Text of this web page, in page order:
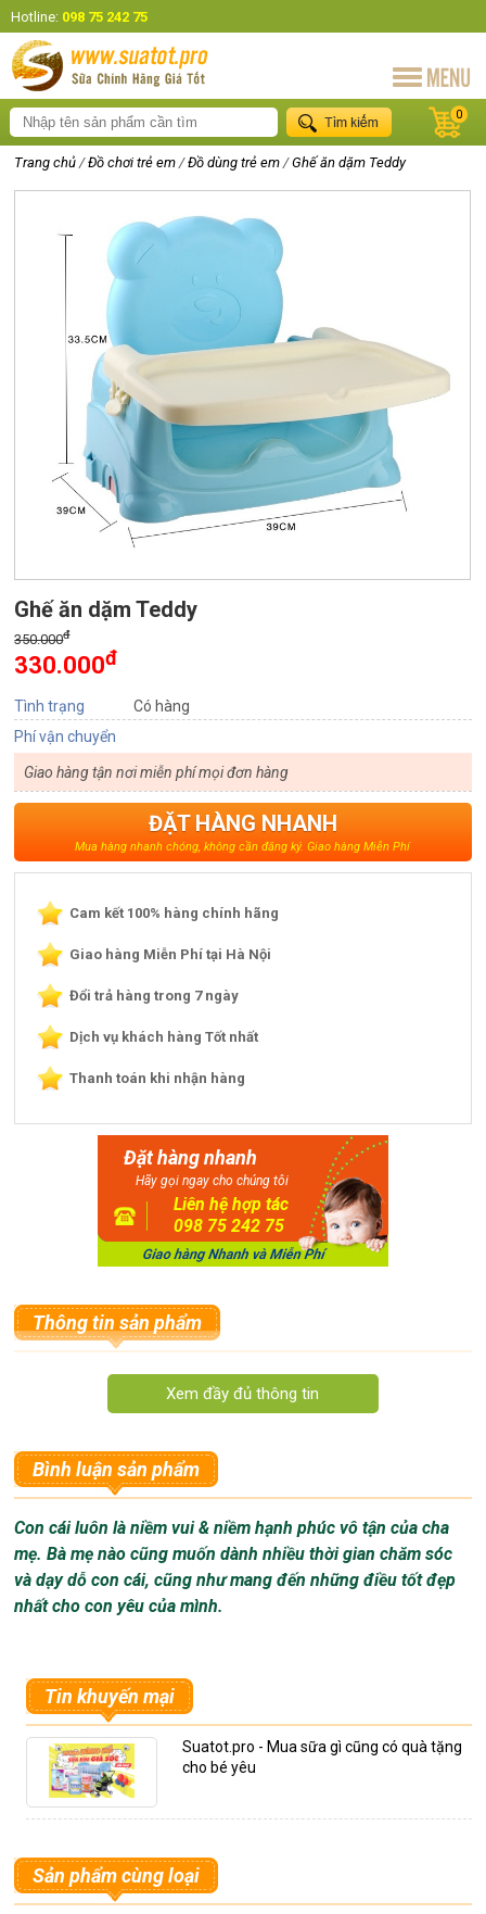
Hotline: 098 75 242 75
0
Trang chủ / Đồ chơi trẻ em / Đồ dùng trẻ em / Ghế ăn dặm Teddy
Ghế ăn dặm Teddy
350.000đ
330.000đ
Tình trạng
Có hàng
Phí vận chuyển
Giao hàng tận nơi miễn phí mọi đơn hàng
ĐẶT HÀNG NHANH
Mua hàng nhanh chóng, không cần đăng ký. Giao hàng Miễn Phí
Cam kết 100% hàng chính hãng
Giao hàng Miễn Phí tại Hà Nội
Đổi trả hàng trong 7 ngày
Dịch vụ khách hàng Tốt nhất
Thanh toán khi nhận hàng
Đặt hàng nhanh
Hãy gọi ngay cho chúng tôi
Liên hệ hợp tác
098 75 242 75
Thông tin sản phẩm
- Kiểu dáng xinh xắn, màu sắc dễ thương
- Có 2 mức chỉnh độ cao của ghế phù hợp từng giai đoạn
phát triển của bé
- Khay ăn có 3 mức điều chỉnh ra vào
- Ghế có thể xếp gọn mang theo đi du lịch
Bình luận sản phẩm
Con cái luôn là niềm vui & niềm hạnh phúc vô tận của cha
mẹ. Bà mẹ nào cũng muốn dành nhiều thời gian chăm sóc
và dạy dỗ con cái, cũng như mang đến những điều tốt đẹp
nhất cho con yêu của mình.
Tin khuyến mại
Suatot.pro - Mua sữa gì cũng có quà tặng
cho bé yêu
Sản phẩm cùng loại